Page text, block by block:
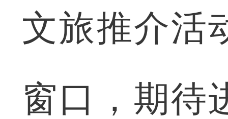
文旅推介活
窗口，期待